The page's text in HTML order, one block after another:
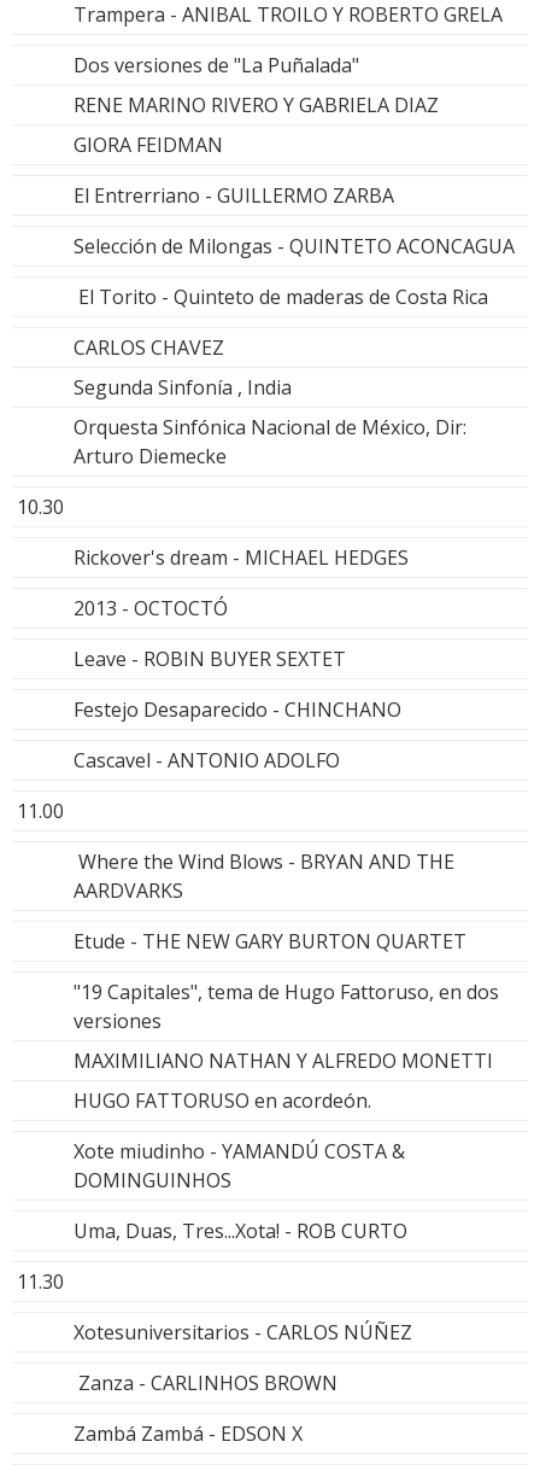
Trampera - ANIBAL TROILO Y ROBERTO GRELA
Dos versiones de "La Puñalada"
RENE MARINO RIVERO Y GABRIELA DIAZ
GIORA FEIDMAN
El Entrerriano - GUILLERMO ZARBA
Selección de Milongas - QUINTETO ACONCAGUA
El Torito - Quinteto de maderas de Costa Rica
CARLOS CHAVEZ
Segunda Sinfonía , India
Orquesta Sinfónica Nacional de México, Dir:
Arturo Diemecke
10.30
Rickover's dream - MICHAEL HEDGES
2013 - OCTOCTÓ
Leave - ROBIN BUYER SEXTET
Festejo Desaparecido - CHINCHANO
Cascavel - ANTONIO ADOLFO
11.00
Where the Wind Blows - BRYAN AND THE
AARDVARKS
Etude - THE NEW GARY BURTON QUARTET
"19 Capitales", tema de Hugo Fattoruso, en dos
versiones
MAXIMILIANO NATHAN Y ALFREDO MONETTI
HUGO FATTORUSO en acordeón.
Xote miudinho - YAMANDÚ COSTA &
DOMINGUINHOS
Uma, Duas, Tres...Xota! - ROB CURTO
11.30
Xotesuniversitarios - CARLOS NÚÑEZ
Zanza - CARLINHOS BROWN
Zambá Zambá - EDSON X